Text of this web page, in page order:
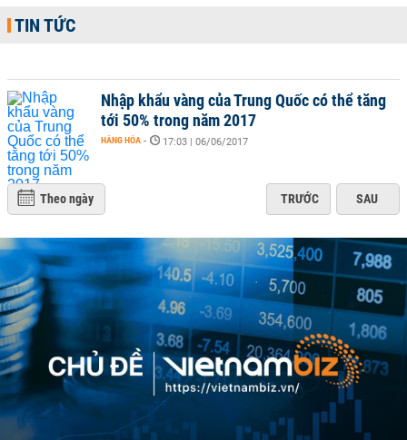
TIN TỨC
Nhập khẩu vàng của Trung Quốc có thể tăng
tới 50% trong năm 2017
HÀNG HÓA - 17:03 | 06/06/2017
Theo ngày TRƯỚC SAU